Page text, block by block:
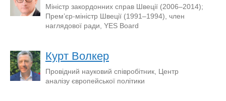
Міністр закордонних справ Швеції (2006–2014);
Прем’єр-міністр Швеції (1991–1994), член
наглядової ради, YES Board
Курт Волкер
Провідний науковий співробітник, Центр
аналізу європейської політики